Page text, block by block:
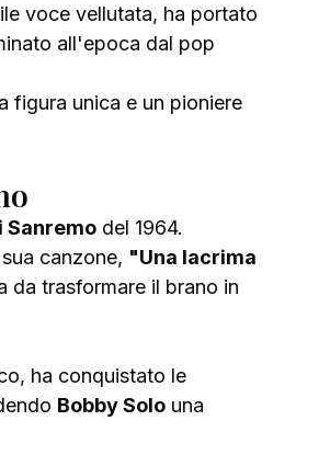
voce vellutata, ha portato
all'epoca dal pop
figura unica e un pioniere
Sanremo del 1964.
canzone, "Una lacrima
da trasformare il brano in
ha conquistato le
Bobby Solo una